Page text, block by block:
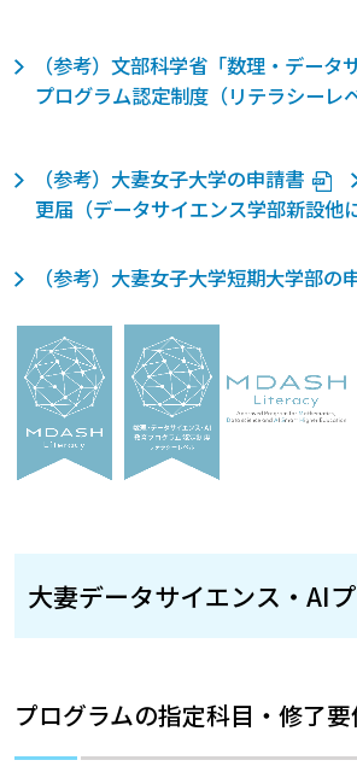
（参考）文部科学省「数理・データ
プログラム認定制度（リテラシーレ
（参考）大妻女子大学の申請書
更届（データサイエンス学部新設他
（参考）大妻女子大学短期大学部の
大妻データサイエンス・AI
プログラムの指定科目・修了